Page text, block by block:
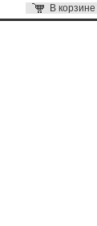
В корзине